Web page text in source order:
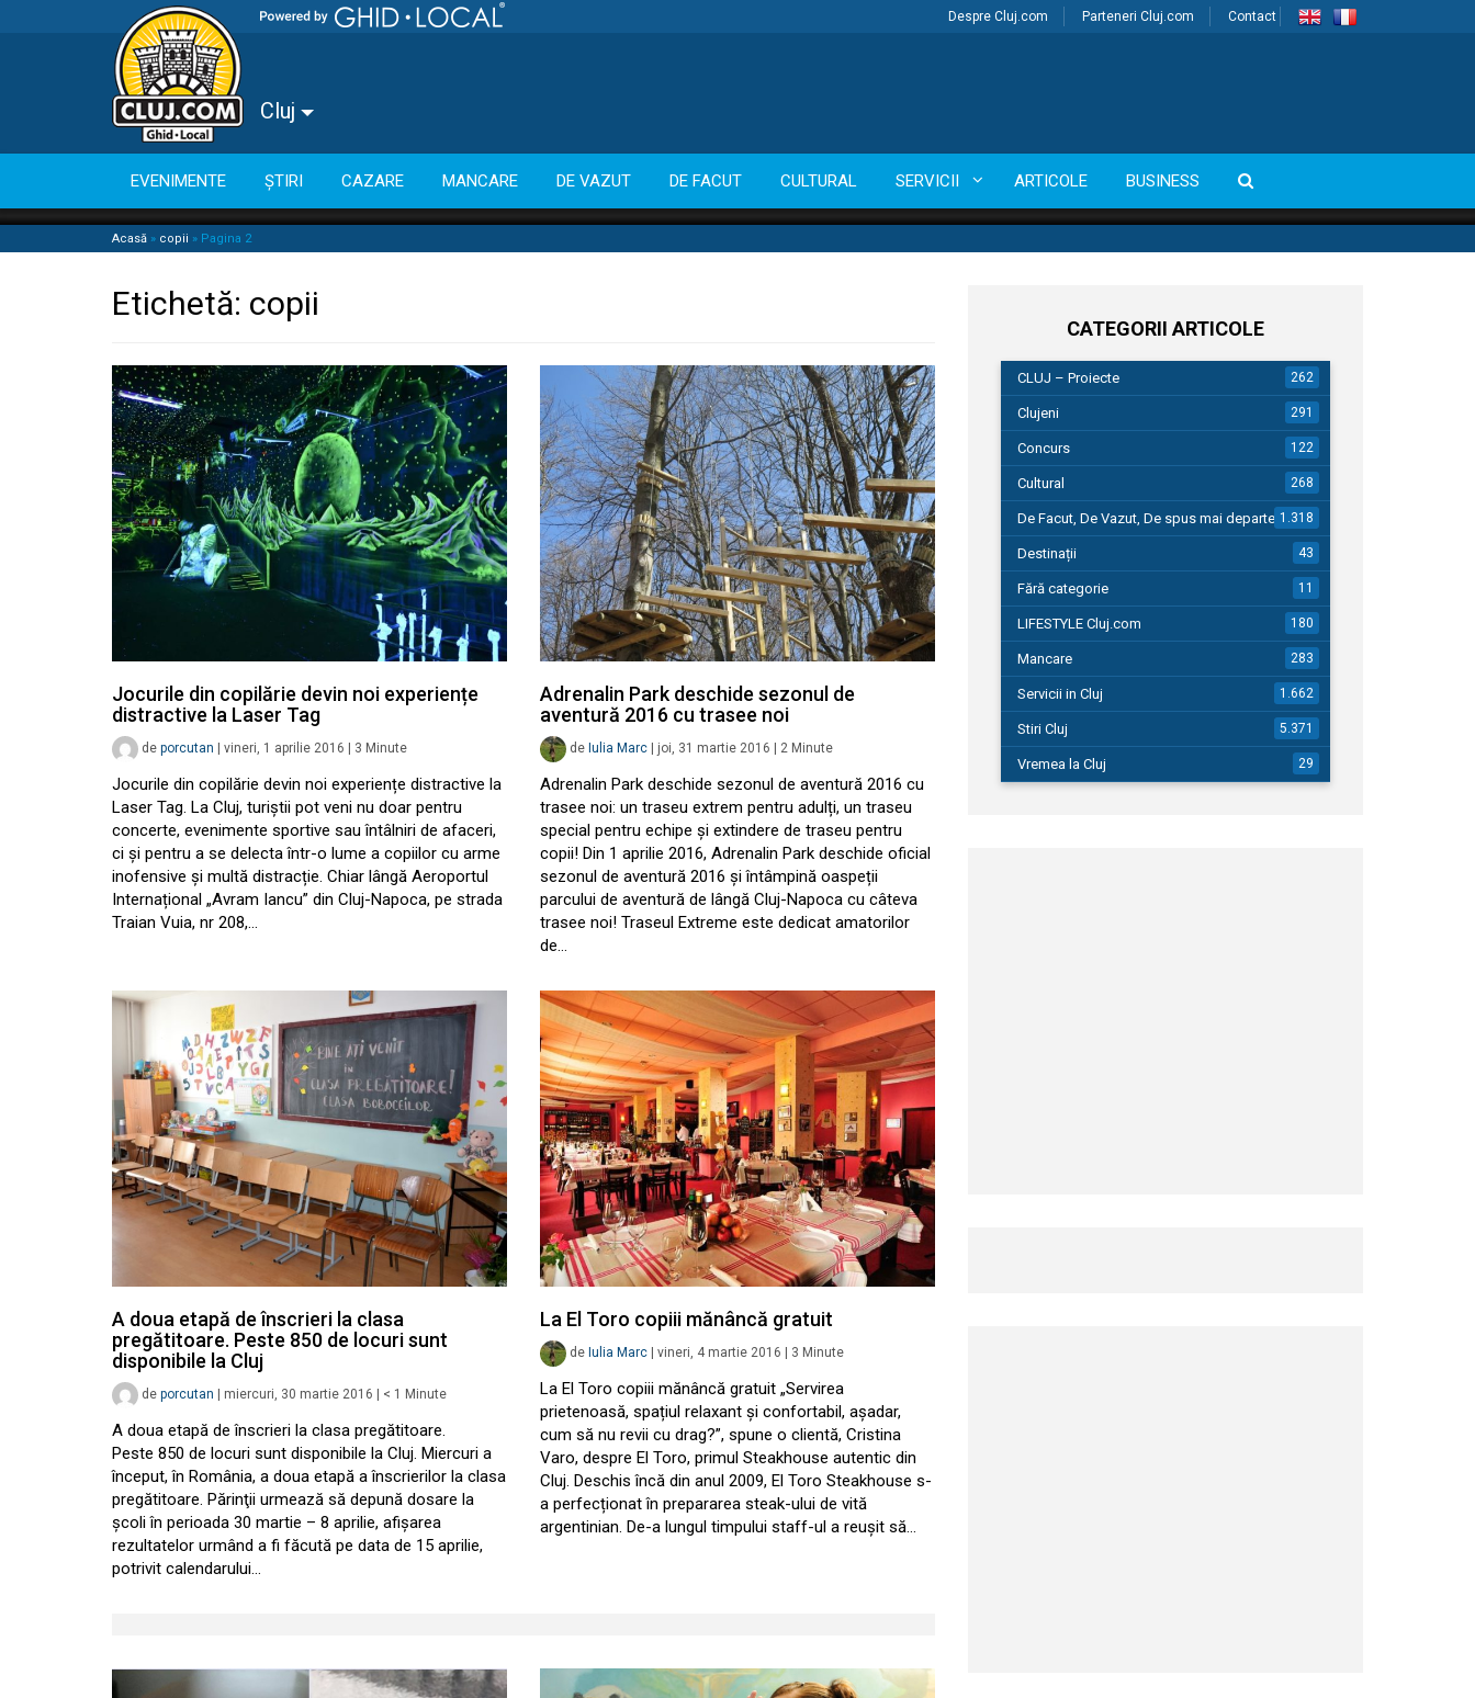
Despre Cluj.com Parteneri Cluj.com Contact
Cluj
EVENIMENTE ȘTIRI CAZARE MANCARE DE VAZUT DE FACUT CULTURAL SERVICII ARTICOLE BUSINESS
Acasă » copii » Pagina 2
Etichetă: copii
Jocurile din copilărie devin noi experiențe
distractive la Laser Tag
de porcutan vineri, 1 aprilie 2016 3 Minute
Jocurile din copilărie devin noi experiențe distractive la
Laser Tag. La Cluj, turiștii pot veni nu doar pentru
concerte, evenimente sportive sau întâlniri de afaceri,
ci și pentru a se delecta într-o lume a copiilor cu arme
inofensive și multă distracție. Chiar lângă Aeroportul
Internațional „Avram Iancu” din Cluj-Napoca, pe strada
Traian Vuia, nr 208,…
Adrenalin Park deschide sezonul de
aventură 2016 cu trasee noi
de Iulia Marc joi, 31 martie 2016 2 Minute
Adrenalin Park deschide sezonul de aventură 2016 cu
trasee noi: un traseu extrem pentru adulți, un traseu
special pentru echipe și extindere de traseu pentru
copii! Din 1 aprilie 2016, Adrenalin Park deschide oficial
sezonul de aventură 2016 și întâmpină oaspeții
parcului de aventură de lângă Cluj-Napoca cu câteva
trasee noi! Traseul Extreme este dedicat amatorilor
de…
A doua etapă de înscrieri la clasa
pregătitoare. Peste 850 de locuri sunt
disponibile la Cluj
de porcutan miercuri, 30 martie 2016 < 1 Minute
A doua etapă de înscrieri la clasa pregătitoare.
Peste 850 de locuri sunt disponibile la Cluj. Miercuri a
început, în România, a doua etapă a înscrierilor la clasa
pregătitoare. Părinţii urmează să depună dosare la
şcoli în perioada 30 martie – 8 aprilie, afişarea
rezultatelor urmând a fi făcută pe data de 15 aprilie,
potrivit calendarului…
La El Toro copiii mănâncă gratuit
de Iulia Marc vineri, 4 martie 2016 3 Minute
La El Toro copiii mănâncă gratuit „Servirea
prietenoasă, spațiul relaxant și confortabil, așadar,
cum să nu revii cu drag?”, spune o clientă, Cristina
Varo, despre El Toro, primul Steakhouse autentic din
Cluj. Deschis încă din anul 2009, El Toro Steakhouse s-
a perfecționat în prepararea steak-ului de vită
argentinian. De-a lungul timpului staff-ul a reușit să…
CATEGORII ARTICOLE
CLUJ – Proiecte 262
Clujeni 291
Concurs 122
Cultural 268
De Facut, De Vazut, De spus mai departe…1.318
Destinații 43
Fără categorie 11
LIFESTYLE Cluj.com 180
Mancare 283
Servicii in Cluj 1.662
Stiri Cluj 5.371
Vremea la Cluj 29